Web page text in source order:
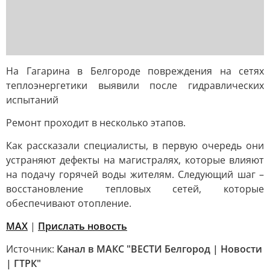
На Гагарина в Белгороде повреждения на сетях
теплоэнергетики выявили после гидравлических
испытаний
Ремонт проходит в несколько этапов.
Как рассказали специалисты, в первую очередь они
устраняют дефекты на магистралях, которые влияют
на подачу горячей воды жителям. Следующий шаг –
восстановление тепловых сетей, которые
обеспечивают отопление.
MAX | Прислать новость
Источник: Канал в МАКС "ВЕСТИ Белгород | Новости
| ГТРК"